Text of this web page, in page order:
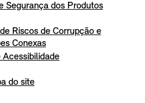
Segurança dos Produtos
Riscos de Corrupção e
Conexas
Acessibilidade
do site